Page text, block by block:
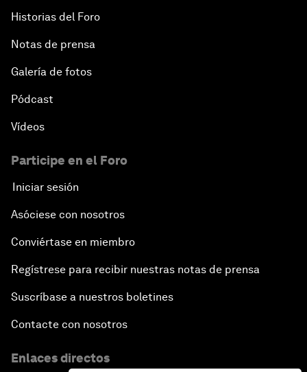
Historias del Foro
Notas de prensa
Galería de fotos
Pódcast
Vídeos
Participe en el Foro
Iniciar sesión
Asóciese con nosotros
Conviértase en miembro
Regístrese para recibir nuestras notas de prensa
Suscríbase a nuestros boletines
Contacte con nosotros
Enlaces directos